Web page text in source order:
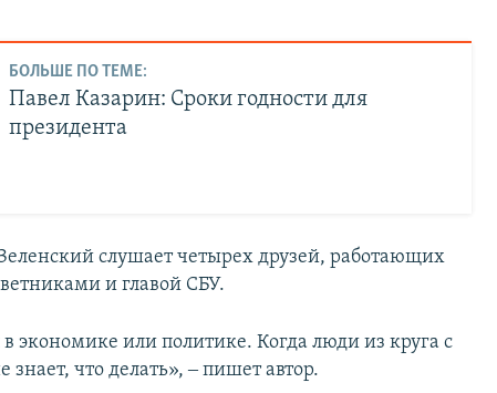
БОЛЬШЕ ПО ТЕМЕ:
Павел Казарин: Сроки годности для
президента
слушает четырех друзей, работающих
и главой СБУ.
экономике или политике. Когда люди из круга с
что делать», ‒ пишет автор.